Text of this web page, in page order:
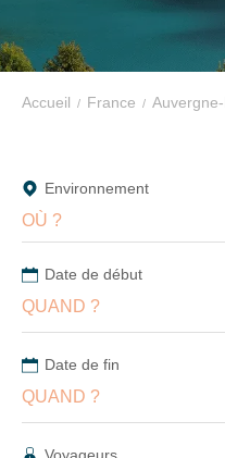
MONTAGNE
Accueil France
Environnement
OÙ ?
Date de début
QUAND ?
Date de fin
QUAND ?
offres
exclusives
et
plans
pour
vos
vacances
!
suffit
d’un